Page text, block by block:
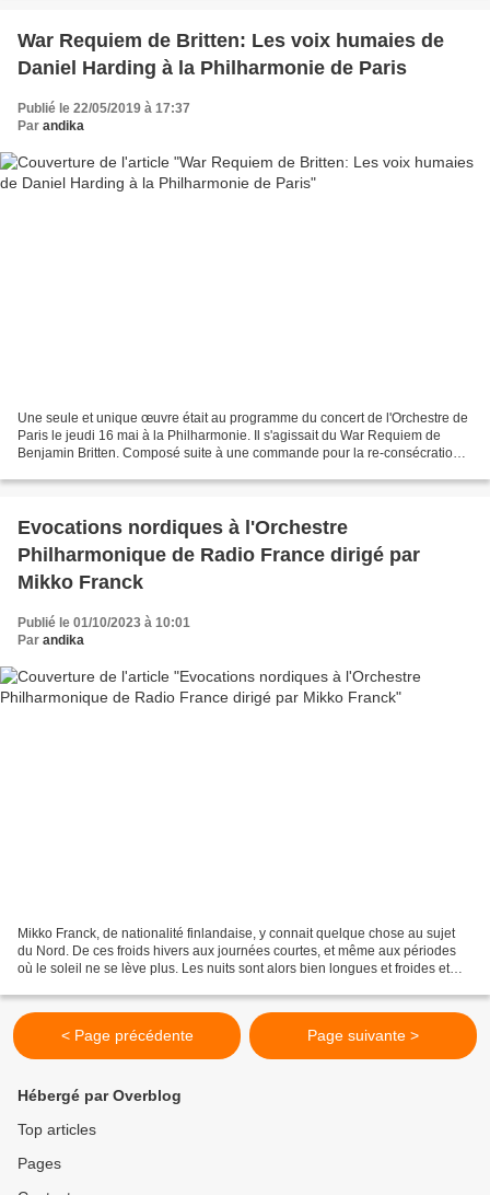
War Requiem de Britten: Les voix humaies de
Daniel Harding à la Philharmonie de Paris
Publié le 22/05/2019 à 17:37
Par andika
Une seule et unique œuvre était au programme du concert de l'Orchestre de
Paris le jeudi 16 mai à la Philharmonie. Il s'agissait du War Requiem de
Benjamin Britten. Composé suite à une commande pour la re-consécration
Evocations nordiques à l'Orchestre
Philharmonique de Radio France dirigé par
Mikko Franck
Publié le 01/10/2023 à 10:01
Par andika
Mikko Franck, de nationalité finlandaise, y connait quelque chose au sujet
du Nord. De ces froids hivers aux journées courtes, et même aux périodes
où le soleil ne se lève plus. Les nuits sont alors bien longues et froides et
< Page précédente Page suivante >
Hébergé par Overblog
Top articles
Pages